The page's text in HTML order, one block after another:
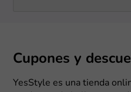
Cupones y
YesStyle es una tienda